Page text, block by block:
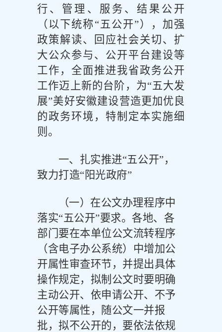
行、管理、服务、结果公开
（以下统称“五公开”），加强
政策解读、回应社会关切、扩
大公众参与、公开平台建设等
工作，全面推进我省政务公开
工作迈上新的台阶，为“五大发
展”美好安徽建设营造更加优良
的政务环境，特制定本实施细
则。
一、扎实推进“五公开”，
致力打造“阳光政府”
（一）在公文办理程序中
落实“五公开”要求。各地、各
部门要在本单位公文流转程序
（含电子办公系统）中增加公
开属性审查环节，并提出具体
操作规定，拟制公文时要明确
主动公开、依申请公开、不予
公开等属性，随公文一并报
批，拟不公开的，要依法依规